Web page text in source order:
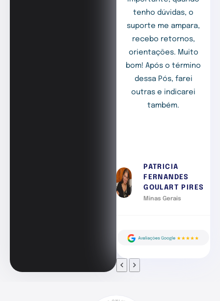
tenho dúvidas, o
suporte me ampara,
recebo retornos,
orientações. Muito
bom! Após o término
dessa Pós, farei
outras e indicarei
também.
PATRICIA
FERNANDES
GOULART PIRES
Minas Gerais